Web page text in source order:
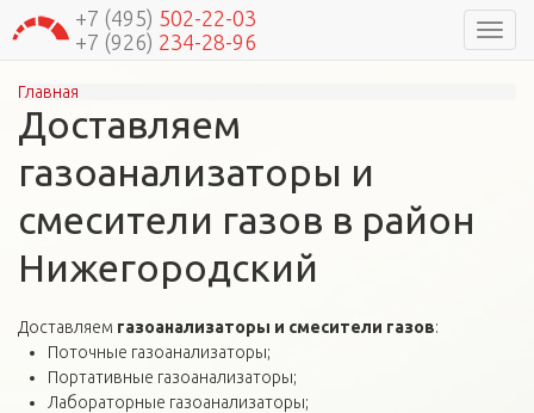
+7 (495) 502-22-03
+7 (926) 234-28-96
Вы здесь
Главная
Доставляем
газоанализаторы и
смесители газов в район
Нижегородский
Доставляем газоанализаторы и смесители газов:
Поточные газоанализаторы;
Портативные газоанализаторы;
Лабораторные газоанализаторы;